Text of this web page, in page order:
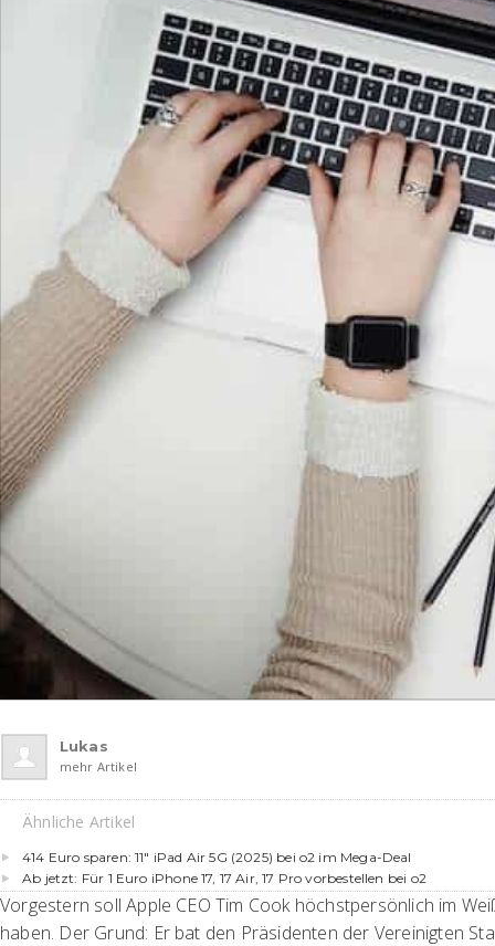
Lukas
mehr Artikel
Ähnliche Artikel
414 Euro sparen: 11″ iPad Air 5G (2025) bei o2 im Mega-Deal
Ab jetzt: Für 1 Euro iPhone 17, 17 Air, 17 Pro vorbestellen bei o2
Vorgestern soll Apple CEO Tim Cook höchstpersönlich im
haben. Der Grund: Er bat den Präsidenten der Vereinigten